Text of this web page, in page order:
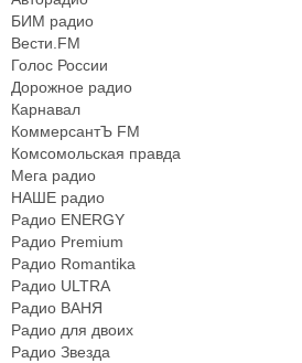
БИМ радио
Вести.FM
Голос России
Дорожное радио
Карнавал
КоммерсантЪ FM
Комсомольская правда
Мега радио
НАШЕ радио
Радио ENERGY
Радио Premium
Радио Romantika
Радио ULTRA
Радио ВАНЯ
Радио для двоих
Радио Звезда